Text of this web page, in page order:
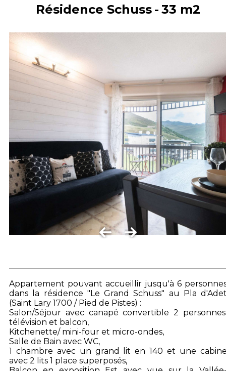
Résidence Schuss 33 m2
Appartement pouvant accueillir jusqu'à 6
dans la résidence "Le Grand Schuss" au Pla
(Saint Lary 1700 / Pied de Pistes) :
Salon/Séjour avec canapé convertible 2
télévision et balcon,
Kitchenette/ mini-four et micro-ondes,
Salle de Bain avec WC,
1 chambre avec un grand lit en 140 et une
avec 2 lits 1 place superposés,